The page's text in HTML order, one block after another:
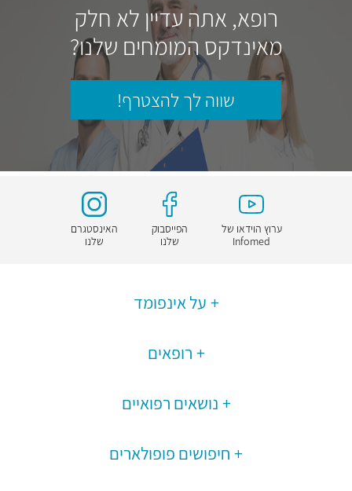
רופא, אתה עדיין לא חלק
מאינדקס המומחים שלנו?
שווה לך להצטרף!
ערוץ הוידאו של
Infomed
הפייסבוק
שלנו
האינסטגרם
שלנו
על אינפומד
רופאים
נושאים רפואיים
חיפושים פופולארים